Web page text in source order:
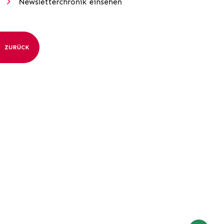
Newsletterchronik einsehen
ZURÜCK